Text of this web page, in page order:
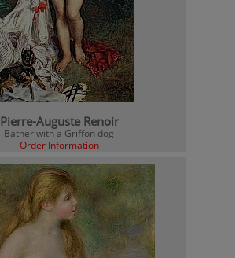
Pierre-Auguste Renoir
Bather with a Griffon dog
Order Information